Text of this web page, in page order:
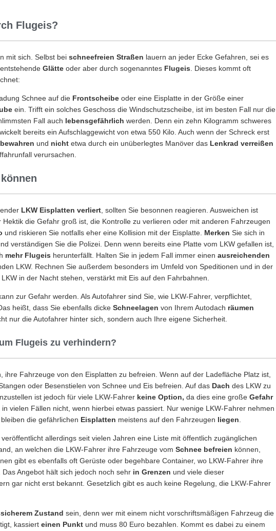
Flugeis?
mit sich. Selbst bei schneefreien Straßen lauern an jeder Ecke Gefahren, sei es
Glätte oder aber durch sogenanntes Flugeis. Dieses kommt oft
Schnee auf die Frontscheibe oder eine Eisplatte in der Größe einer
ein. Trifft ein solches Geschoss die Windschutzscheibe, ist im besten Fall nur die
Fall auch lebensgefährlich werden. Denn ein zehn Kilogramm schweres
bereits ein Aufschlaggewicht von etwa 550 Kilo. Auch wenn der Schreck erst
und nicht etwa durch ein unüberlegtes Manöver das Lenkrad verreißen
verursachen.
LKW Eisplatten verliert, sollten Sie besonnen reagieren. Ausweichen ist
die Gefahr groß ist, die Kontrolle zu verlieren oder mit anderen Fahrzeugen
und riskieren Sie notfalls eher eine Kollision mit der Eisplatte. Merken Sie sich in
verständigen Sie die Polizei. Denn wenn bereits eine Platte vom LKW gefallen ist,
mehr Flugeis herunterfällt. Halten Sie in jedem Fall immer einen ausreichenden
LKW. Rechnen Sie außerdem besonders im Umfeld von Speditionen und in der
in der Nacht stehen, verstärkt mit Eis auf den Fahrbahnen.
zur Gefahr werden. Als Autofahrer sind Sie, wie LKW-Fahrer, verpflichtet,
heißt, dass Sie ebenfalls dicke Schneelagen von Ihrem Autodach räumen
nur die Autofahrer hinter sich, sondern auch Ihre eigene Sicherheit.
Flugeis zu verhindern?
ihre Fahrzeuge von den Eisplatten zu befreien. Wenn auf der Ladefläche Platz ist,
oder Besenstielen von Schnee und Eis befreien. Auf das Dach des LKW zu
ist jedoch für viele LKW-Fahrer keine Option, da dies eine große Gefahr
vielen Fällen nicht, wenn hierbei etwas passiert. Nur wenige LKW-Fahrer nehmen
die gefährlichen Eisplatten meistens auf den Fahrzeugen liegen.
allerdings seit vielen Jahren eine Liste mit öffentlich zugänglichen
an welchen die LKW-Fahrer ihre Fahrzeuge vom Schnee befreien können,
gibt es ebenfalls oft Gerüste oder begehbare Container, wo LKW-Fahrer ihre
Angebot hält sich jedoch noch sehr in Grenzen und viele dieser
gar nicht erst bekannt. Gesetzlich gibt es auch keine Regelung, die LKW-Fahrer
Zustand sein, denn wer mit einem nicht vorschrifts­mäßigen Fahrzeug die
kassiert einen Punkt und muss 80 Euro bezahlen. Kommt es dabei zu einem